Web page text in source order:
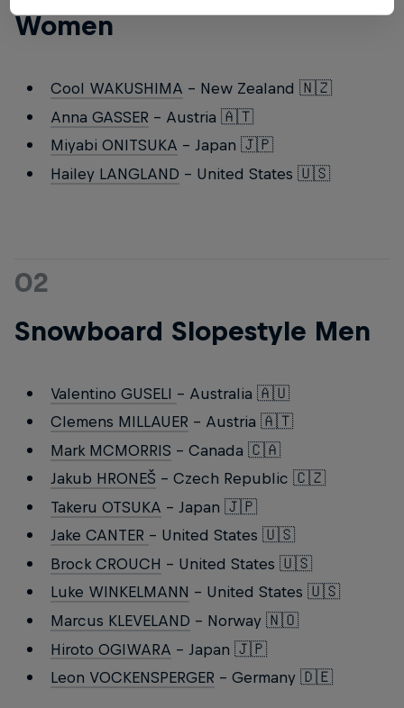
Women
Cool WAKUSHIMA - New Zealand 🇳🇿
Anna GASSER - Austria 🇦🇹
Miyabi ONITSUKA - Japan 🇯🇵
Hailey LANGLAND - United States 🇺🇸
02
Snowboard Slopestyle Men
Valentino GUSELI - Australia 🇦🇺
Clemens MILLAUER - Austria 🇦🇹
Mark MCMORRIS - Canada 🇨🇦
Jakub HRONEŠ - Czech Republic 🇨🇿
Takeru OTSUKA - Japan 🇯🇵
Jake CANTER - United States 🇺🇸
Brock CROUCH - United States 🇺🇸
Luke WINKELMANN - United States 🇺🇸
Marcus KLEVELAND - Norway 🇳🇴
Hiroto OGIWARA - Japan 🇯🇵
Leon VOCKENSPERGER - Germany 🇩🇪